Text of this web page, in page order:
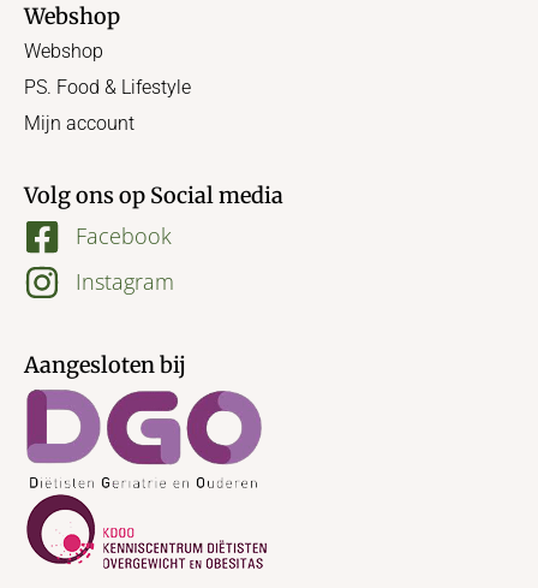
Webshop
Webshop
PS. Food & Lifestyle
Mijn account
Volg ons op Social media
Facebook
Instagram
Aangesloten bij